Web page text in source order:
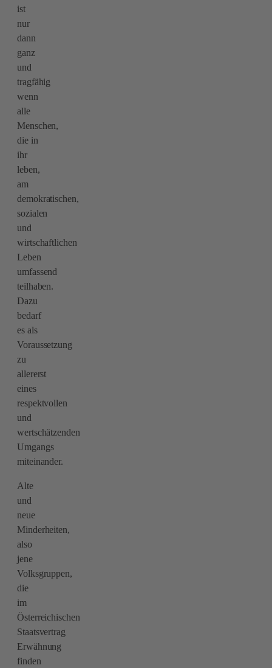
ist
nur
dann
ganz
und
tragfähig
wenn
alle
Menschen,
die in
ihr
leben,
am
demokratischen,
sozialen
und
wirtschaftlichen
Leben
umfassend
teilhaben.
Dazu
bedarf
es als
Voraussetzung
zu
allererst
eines
respektvollen
und
wertschätzenden
Umgangs
miteinander.
Alte
und
neue
Minderheiten,
also
jene
Volksgruppen,
die
im
Österreichischen
Staatsvertrag
Erwähnung
finden